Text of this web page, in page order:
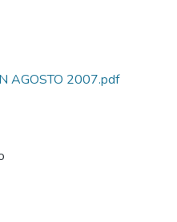
AGOSTO 2007.pdf